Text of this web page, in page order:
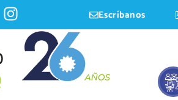
Escríbanos